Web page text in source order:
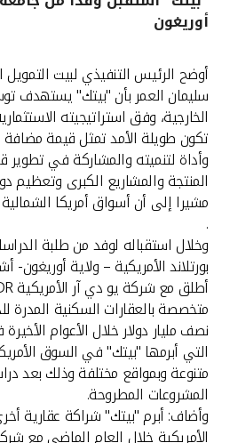
القنوات المصرفية
أدوات وخدمات
خدمات ما بعد البيع
اتصل بنا
مواقع الفروع وأجهزة الصرف الآلي
ألمانيا
ماليزيا
تركيا
أوريغون
أوضح الرئيس التنفيذي لبيت
سليمان العمر بأن "بيتك" يستهدف
الخارجية، وفق استراتيجيته
تكون طويلة الأمد تمثل قيمة
وأداة لتنميته والمشاركة في تطوير
المنتجة والمشاريع الكبرى وتعظيم
مشيرا إلى أن أسواق أمريكا
.
وخلال استقباله لوفد من طلبة
بورتلاند الأمريكية – ولاية أوريغون-
متخصصة بالعقارات السكنية المدرة
نصف مليار دولار خلال الأعوام
التي أبرمها "بيتك" في السوق
متنوعة وبمواقع مختلفة وذلك بعد
المشروعات المطروحة.
وأضاف: أبرم "بيتك" شراكة عقارية
الأمريكية خلال العام الماضي مع